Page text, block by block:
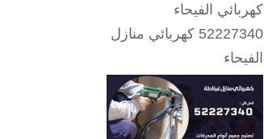
كهربائي الفيحاء
52227340 كهربائي منازل
الفيحاء